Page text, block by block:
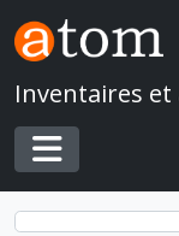
Skip to main content
Inventaires et
Toggle